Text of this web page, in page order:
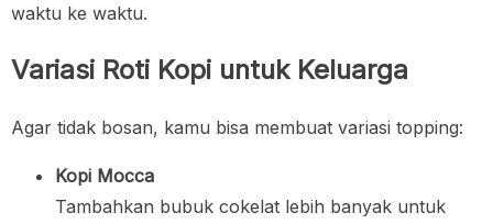
waktu ke waktu.
Variasi Roti Kopi untuk Keluarga
Agar tidak bosan, kamu bisa membuat variasi topping:
Kopi Mocca
Tambahkan bubuk cokelat lebih banyak untuk